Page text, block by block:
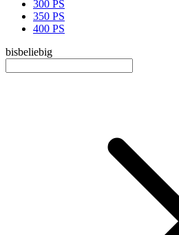
300 PS
350 PS
400 PS
bisbeliebig